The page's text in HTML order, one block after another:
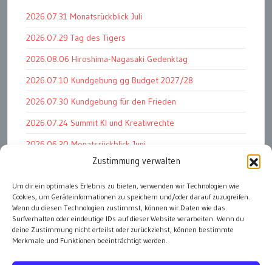
Zustimmung verwalten
Um dir ein optimales Erlebnis zu bieten, verwenden wir Technologien wie
Cookies, um Geräteinformationen zu speichern und/oder darauf zuzugreifen.
Wenn du diesen Technologien zustimmst, können wir Daten wie das
Surfverhalten oder eindeutige IDs auf dieser Website verarbeiten. Wenn du
deine Zustimmung nicht erteilst oder zurückziehst, können bestimmte
Merkmale und Funktionen beeinträchtigt werden.
2026.07.31 Monatsrückblick Juli
2026.07.29 Tag des Tigers
2026.08.06 Hiroshima-Nagasaki Gedenktag
2026.07.10 Kundgebung gg Budget 2027/28
2026.07.30 Kundgebung für den Frieden
2026.07.24 Summit KI und Kreativrechte
2026.06.30 Monatsrückblick Juni
2026.07.11 Worauf es letztlich ankommt
2026.07.01 Markenwert Studie 2026
2026.07.07 Open Space im Weltmuseum